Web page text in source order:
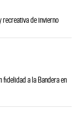
recreativa de invierno
fidelidad a la Bandera en